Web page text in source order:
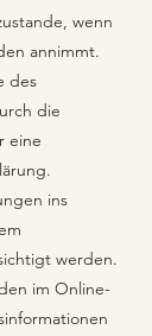
wenn
annimmt.
des
die
eine
ins
werden.
im Online-